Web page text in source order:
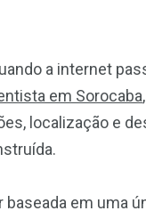
a internet
em Sorocaba
localização e
baseada em uma